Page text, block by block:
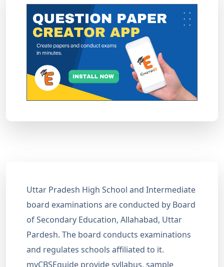
Uttar Pradesh High School and Intermediate
board examinations are conducted by Board
of Secondary Education, Allahabad, Uttar
Pardesh. The board conducts examinations
and regulates schools affiliated to it.
myCBSEguide provide syllabus, sample